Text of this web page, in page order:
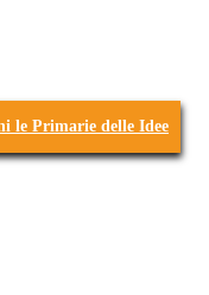
le Primarie delle Idee